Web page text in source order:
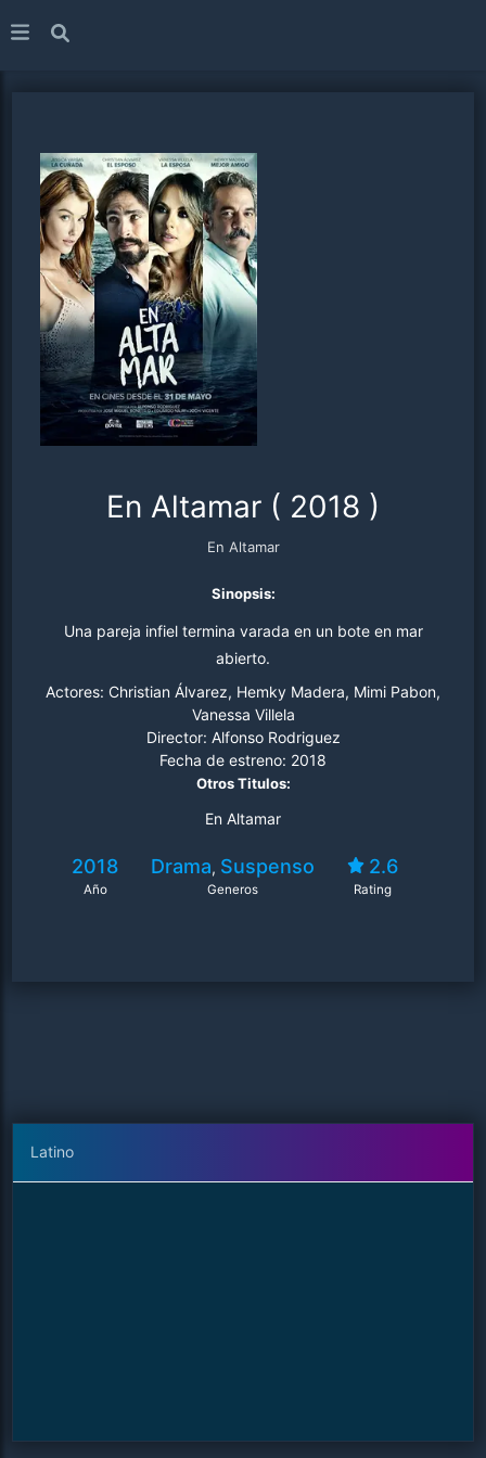
En Altamar ( 2018 )
En Altamar
Sinopsis:
Una pareja infiel termina varada en un bote en mar
abierto.
Actores: Christian Álvarez, Hemky Madera, Mimi Pabon,
Vanessa Villela
Director: Alfonso Rodriguez
Fecha de estreno: 2018
Otros Titulos:
En Altamar
2018
Año
Drama, Suspenso
Generos
2.6
Rating
Latino